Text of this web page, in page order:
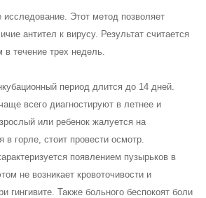
исследование. Этот метод позволяет
антител к вирусу. Результат считается
течение трех недель.
период длится до 14 дней.
всего диагностируют в летнее и
или ребенок жалуется на
горле, стоит провести осмотр.
появлением пузырьков в
не возникает кровоточивости и
гингивите. Также больного беспокоят боли